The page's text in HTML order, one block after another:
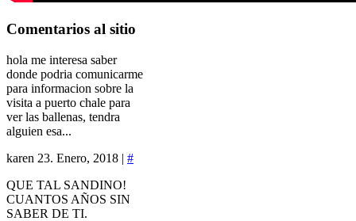
Comentarios al sitio
hola me interesa saber
donde podria comunicarme
para informacion sobre la
visita a puerto chale para
ver las ballenas, tendra
alguien esa...
karen 23. Enero, 2018 | #
QUE TAL SANDINO!
CUANTOS AÑOS SIN
SABER DE TI.